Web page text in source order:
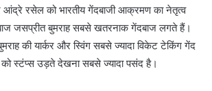
रसेल को भारतीय गेंदबाजी आक्रमण का नेतृत्‍व
जसप्रीत बुमराह सबसे खतरनाक गेंदबाज लगते हैं।
की यार्कर और स्विंग सबसे ज्‍यादा विकेट टेकिंग गेंद
स्‍टंप्‍स उड़ते देखना सबसे ज्‍यादा पसंद है।